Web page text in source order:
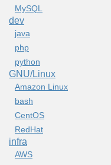
MySQL
dev
java
php
python
GNU/Linux
Amazon Linux
bash
CentOS
RedHat
infra
AWS